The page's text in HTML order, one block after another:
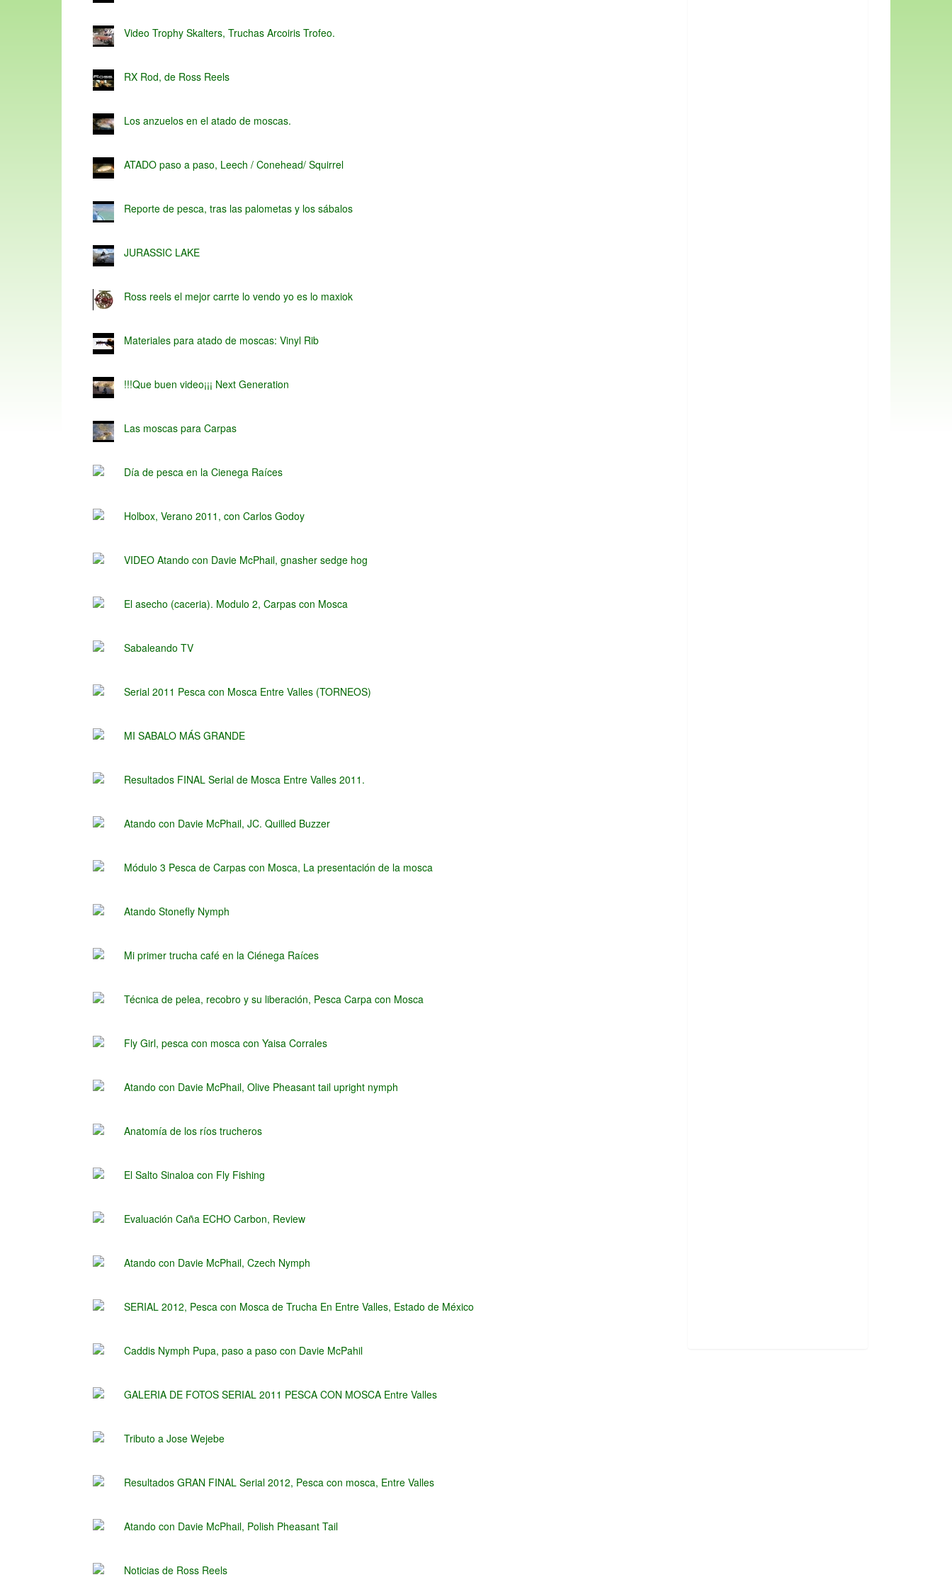
Video Trophy Skalters, Truchas Arcoiris Trofeo.
RX Rod, de Ross Reels
Los anzuelos en el atado de moscas.
ATADO paso a paso, Leech / Conehead/ Squirrel
Reporte de pesca, tras las palometas y los sábalos
JURASSIC LAKE
Ross reels el mejor carrte lo vendo yo es lo maxiok
Materiales para atado de moscas: Vinyl Rib
!!!Que buen video¡¡¡ Next Generation
Las moscas para Carpas
Día de pesca en la Cienega Raíces
Holbox, Verano 2011, con Carlos Godoy
VIDEO Atando con Davie McPhail, gnasher sedge hog
El asecho (caceria). Modulo 2, Carpas con Mosca
Sabaleando TV
Serial 2011 Pesca con Mosca Entre Valles (TORNEOS)
MI SABALO MÁS GRANDE
Resultados FINAL Serial de Mosca Entre Valles 2011.
Atando con Davie McPhail, JC. Quilled Buzzer
Módulo 3 Pesca de Carpas con Mosca, La presentación de la mosca
Atando Stonefly Nymph
Mi primer trucha café en la Ciénega Raíces
Técnica de pelea, recobro y su liberación, Pesca Carpa con Mosca
Fly Girl, pesca con mosca con Yaisa Corrales
Atando con Davie McPhail, Olive Pheasant tail upright nymph
Anatomía de los ríos trucheros
El Salto Sinaloa con Fly Fishing
Evaluación Caña ECHO Carbon, Review
Atando con Davie McPhail, Czech Nymph
SERIAL 2012, Pesca con Mosca de Trucha En Entre Valles, Estado de México
Caddis Nymph Pupa, paso a paso con Davie McPahil
GALERIA DE FOTOS SERIAL 2011 PESCA CON MOSCA Entre Valles
Tributo a Jose Wejebe
Resultados GRAN FINAL Serial 2012, Pesca con mosca, Entre Valles
Atando con Davie McPhail, Polish Pheasant Tail
Noticias de Ross Reels